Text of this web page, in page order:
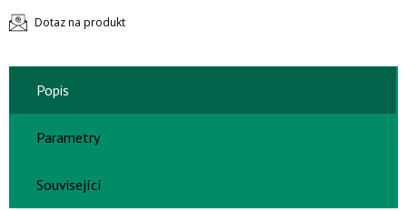
Dotaz na produkt
Popis
Parametry
Související